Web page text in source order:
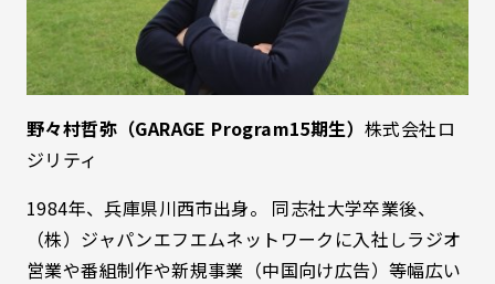
野々村哲弥（GARAGE Program15期生） 株式会社ロ
ジリティ
1984年、兵庫県川西市出身。 同志社大学卒業後、
（株）ジャパンエフエムネットワークに入社しラジオ
営業や番組制作や新規事業（中国向け広告）等幅広い